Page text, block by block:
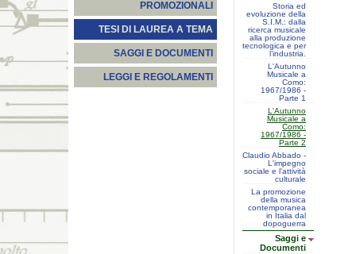
PROMOZIONALI
TESI DI LAUREA A TEMA
SAGGI E DOCUMENTI
LEGGI E REGOLAMENTI
Storia ed
evoluzione della
S.I.M.: dalla
ricerca musicale
alla produzione
tecnologica e per
l’industria.
L'Autunno
Musicale a
Como:
1967/1986 -
Parte 1
L'Autunno
Musicale a
Como:
1967/1986 -
Parte 2
Claudio Abbado -
L'impegno
sociale e l'attività
culturale
La promozione
della musica
contemporanea
in Italia dal
dopoguerra
Saggi e
Documenti